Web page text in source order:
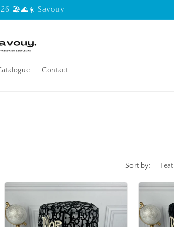
meilleure Qualité
Contact
Sort by: